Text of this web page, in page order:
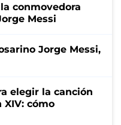
conmovedora
Messi
Jorge Messi,
elegir la canción
cómo